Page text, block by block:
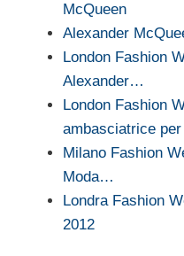
McQueen
Alexander
London Fashion
Alexander…
London Fashion
ambasciatrice
Milano Fashion
Moda…
Londra Fashion
2012